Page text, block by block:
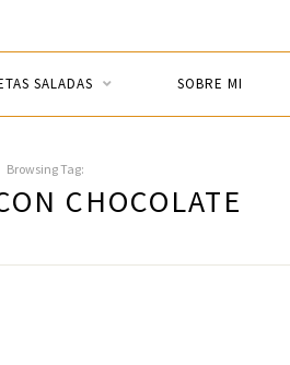
SALADAS SOBRE MI
Browsing Tag:
CHOCOLATE